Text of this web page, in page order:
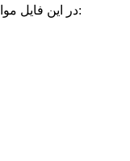
در این فایل موارد زیر توسط استاد فوادیان تدریس می‌گردد: